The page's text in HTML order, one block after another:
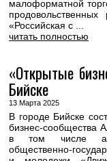
малоформатной
«Российская с ...
читать полностью
«Открытые
Бийске
13 Марта 2025
В городе Бийске
бизнес-сообщества
в том числе
общественно-